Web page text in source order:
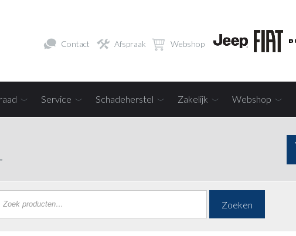
Contact Afspraak Webshop
Service Schadeherstel Zakelijk Webshop
Zoeken